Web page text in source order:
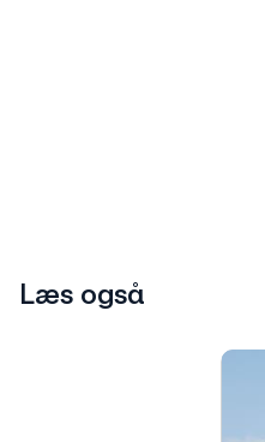
Læs også